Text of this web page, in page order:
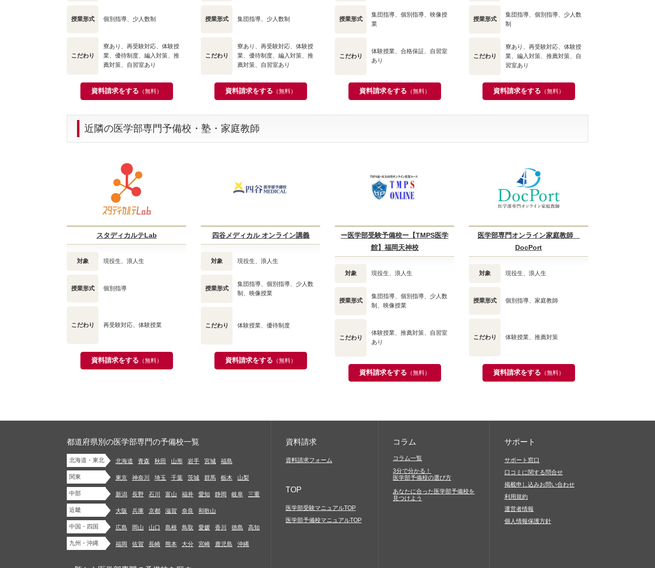
授業形式 個別指導、少人数制
こだわり
寮あり、再受験対応、体験授
業、優待制度、編入対策、推
薦対策、自習室あり
資料請求をする （無料）
授業形式 集団指導、少人数制
こだわり
寮あり、再受験対応、体験授
業、優待制度、編入対策、推
薦対策、自習室あり
資料請求をする （無料）
授業形式
集団指導、個別指導、映像授
業
こだわり
体験授業、合格保証、自習室
あり
資料請求をする （無料）
授業形式
集団指導、個別指導、少人数
制
こだわり
寮あり、再受験対応、体験授
業、編入対策、推薦対策、自
習室あり
資料請求をする （無料）
近隣の医学部専門予備校・塾・家庭教師
スタディカルテLab
対象 現役生、浪人生
授業形式 個別指導
こだわり 再受験対応、体験授業
資料請求をする （無料）
四谷メディカル オンライン講義
対象 現役生、浪人生
授業形式
集団指導、個別指導、少人数
制、映像授業
こだわり 体験授業、優待制度
資料請求をする （無料）
ー医学部受験予備校ー【TMPS医学
館】福岡天神校
対象 現役生、浪人生
授業形式
集団指導、個別指導、少人数
制、映像授業
こだわり
体験授業、推薦対策、自習室
あり
資料請求をする （無料）
医学部専門オンライン家庭教師
DocPort
対象 現役生、浪人生
授業形式 個別指導、家庭教師
こだわり 体験授業、推薦対策
資料請求をする （無料）
都道府県別の医学部専門の予備校一覧
北海道・東北 北海道 青森 秋田 山形 岩手 宮城 福島
関東 東京 神奈川 埼玉 千葉 茨城 群馬 栃木 山梨
中部 新潟 長野 石川 富山 福井 愛知 静岡 岐阜 三重
近畿 大阪 兵庫 京都 滋賀 奈良 和歌山
中国・四国 広島 岡山 山口 島根 鳥取 愛媛 香川 徳島 高知
九州・沖縄 福岡 佐賀 長崎 熊本 大分 宮崎 鹿児島 沖縄
資料請求
資料請求フォーム
TOP
医学部受験マニュアルTOP
医学部予備校マニュアルTOP
コラム
コラム一覧
3分で分かる！
医学部予備校の選び方
あなたに合った医学部予備校を
見つけよう
サポート
サポート窓口
口コミに関する問合せ
掲載申し込みお問い合わせ
利用規約
運営者情報
個人情報保護方針